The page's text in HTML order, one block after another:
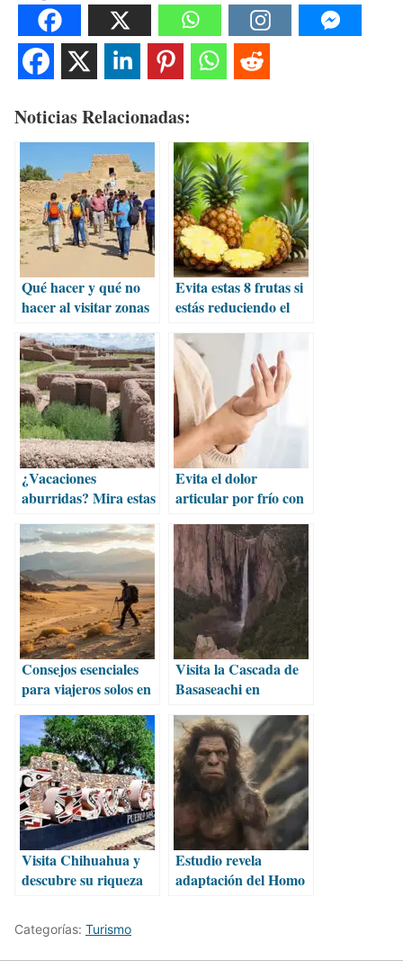
Noticias Relacionadas:
Qué hacer y qué no
hacer al visitar zonas
Evita estas 8 frutas si
estás reduciendo el
¿Vacaciones
aburridas? Mira estas
visitar
Evita el dolor
articular por frío con
recomendaciones
Consejos esenciales
para viajeros solos en
Visita la Cascada de
Basaseachi en
Visita Chihuahua y
descubre su riqueza
cultural
Estudio revela
adaptación del Homo
Categorías: Turismo